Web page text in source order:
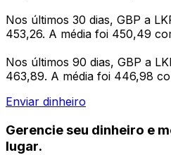
Nos últimos 30 dias, GBP a
453,26. A média foi 450,49
Nos últimos 90 dias, GBP a
463,89. A média foi 446,98
Enviar dinheiro
Gerencie seu dinheiro e
lugar.